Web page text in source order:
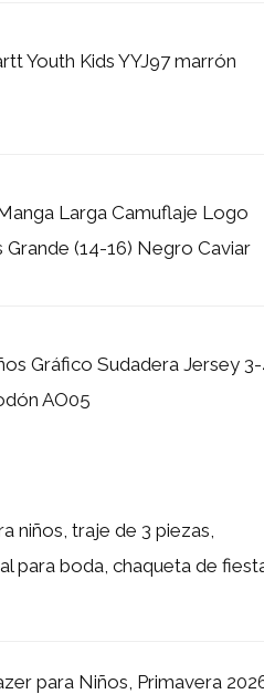
Youth Kids YYJ97 marrón
Larga Camuflaje Logo
Grande (14-16) Negro Caviar
Gráfico Sudadera Jersey
AO05
niños, traje de 3 piezas,
para boda, chaqueta de
para Niños, Primavera